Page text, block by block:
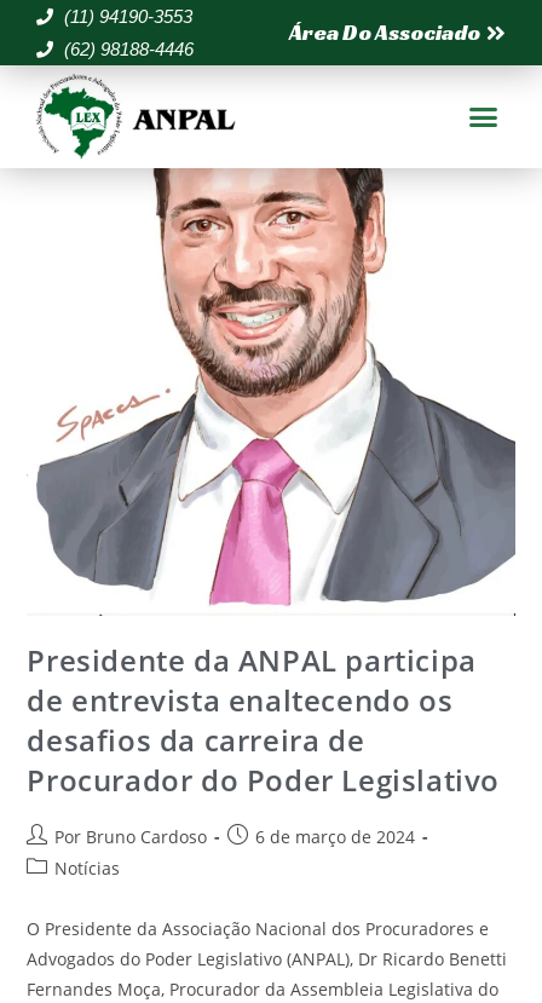
(11) 94190-3553
(62) 98188-4446
Área Do Associado
Presidente da ANPAL participa
de entrevista enaltecendo os
desafios da carreira de
Procurador do Poder Legislativo
Por Bruno Cardoso
6 de março de 2024
Notícias
O Presidente da Associação Nacional dos Procuradores e
Advogados do Poder Legislativo (ANPAL), Dr Ricardo Benetti
Fernandes Moça, Procurador da Assembleia Legislativa do